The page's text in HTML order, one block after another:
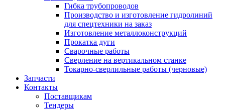
Гибка трубопроводов
Производство и изготовление гидролиний
для спецтехники на заказ
Изготовление металлоконструкций
Прокатка дуги
Сварочные работы
Сверление на вертикальном станке
Токарно-сверлильные работы (черновые)
Запчасти
Контакты
Поставщикам
Тендеры